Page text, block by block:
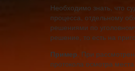
Необходимо знать, что
процесса, отдельному
решениями по
решение, то есть на
Пример . При
протокола осмотра